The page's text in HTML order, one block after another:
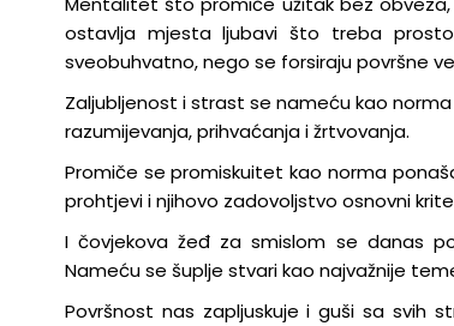
ostavlja mjesta ljubavi što treba
sveobuhvatno, nego se forsiraju površne
Zaljubljenost i strast se nameću kao
razumijevanja, prihvaćanja i žrtvovanja.
Promiče se promiskuitet kao norma
prohtjevi i njihovo zadovoljstvo osnovni
I čovjekova žeđ za smislom se danas
Nameću se šuplje stvari kao najvažnije
Površnost nas zapljuskuje i guši sa svih